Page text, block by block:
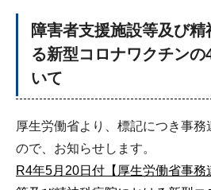
障害者支援施設等及び
る新型コロナワクチンの
いて
厚生労働省より、標記につき事務
ので、お知らせします。
R4年5月20日付【厚生労働省事